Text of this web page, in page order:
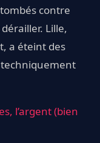
contre
Lille,
a éteint des
l’argent (bien